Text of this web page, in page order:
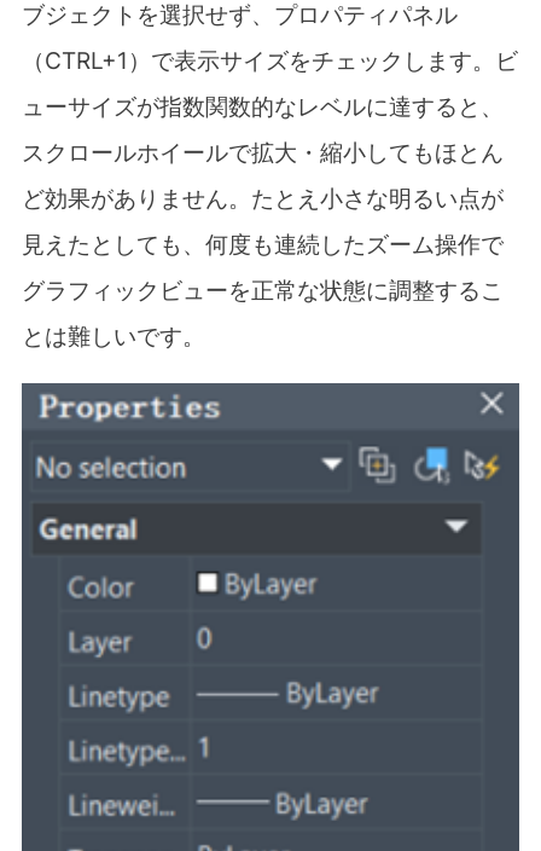
ブジェクトを選択せず、プロパティパネル
（CTRL+1 ）で表示サイズをチェックします。ビ
ューサイズが指数関数的なレベルに達すると、
スクロールホイールで拡大・縮小してもほとん
ど効果がありません。たとえ小さな明るい点が
見えたとしても、何度も連続したズーム操作で
グラフィックビューを正常な状態に調整するこ
とは難しいです。